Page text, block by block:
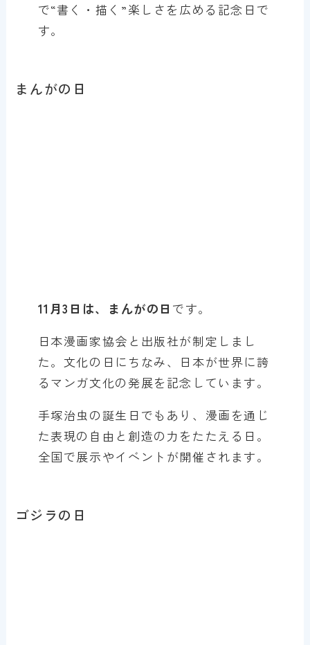
で“書く・描く”楽しさを広める記念日で
す。
まんがの日
11月3日は、まんがの日 です。
日本漫画家協会と出版社が制定しまし
た。文化の日にちなみ、日本が世界に誇
るマンガ文化の発展を記念しています。
手塚治虫の誕生日でもあり、漫画を通じ
た表現の自由と創造の力をたたえる日。
全国で展示やイベントが開催されます。
ゴジラの日